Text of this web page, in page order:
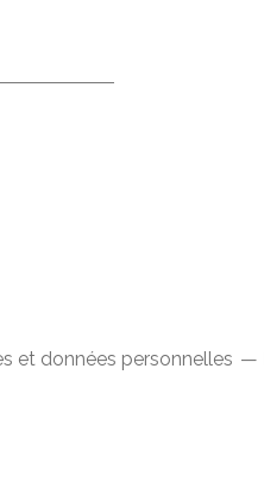
et données personnelles